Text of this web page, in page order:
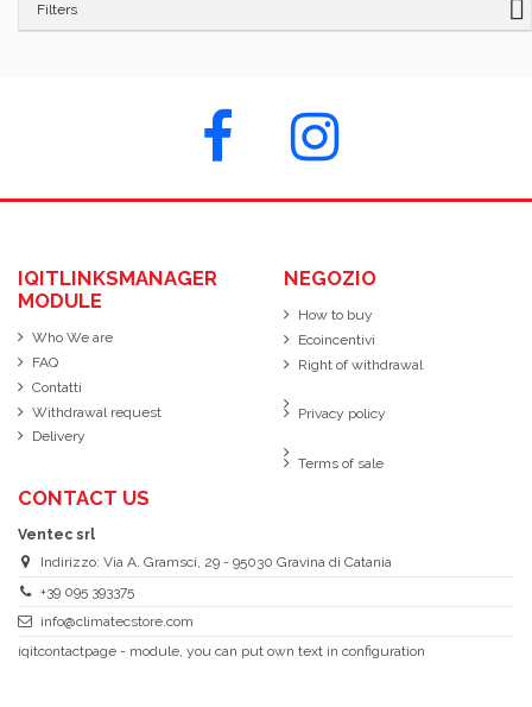
Filters
IQITLINKSMANAGER
MODULE
Who We are
FAQ
Contatti
Withdrawal request
Delivery
NEGOZIO
How to buy
Ecoincentivi
Right of withdrawal
Privacy policy
Terms of sale
CONTACT US
Ventec srl
Indirizzo: Via A. Gramsci, 29 - 95030 Gravina di Catania
+39 095 393375
info@climatecstore.com
iqitcontactpage - module, you can put own text in configuration